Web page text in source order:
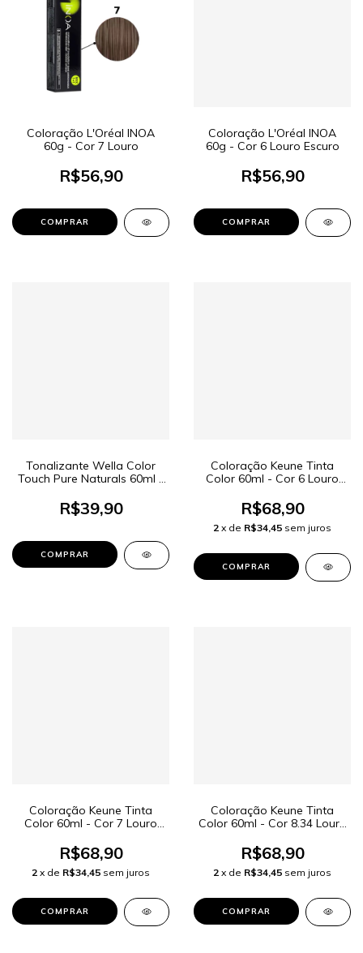
Coloração L'Oréal INOA
60g - Cor 7 Louro
R$56,90
Coloração L'Oréal INOA
60g - Cor 6 Louro Escuro
R$56,90
Tonalizante Wella Color
Touch Pure Naturals 60ml -
R$39,90
Coloração Keune Tinta
Color 60ml - Cor 6 Louro
R$68,90
2 x de R$34,45 sem juros
Coloração Keune Tinta
Color 60ml - Cor 7 Louro
R$68,90
2 x de R$34,45 sem juros
Coloração Keune Tinta
Color 60ml - Cor 8.34 Louro
R$68,90
2 x de R$34,45 sem juros